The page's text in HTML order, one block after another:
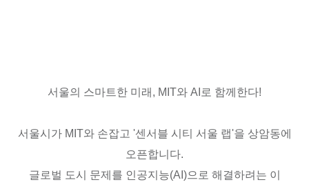
서울의 스마트한 미래, MIT와 AI로 함께한다!
서울시가 MIT와 손잡고 '센서블 시티 서울 랩'을 상암동에
오픈합니다.
글로벌 도시 문제를 인공지능(AI)으로 해결하려는 이